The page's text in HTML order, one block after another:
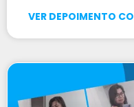
VER DEPOIMENTO